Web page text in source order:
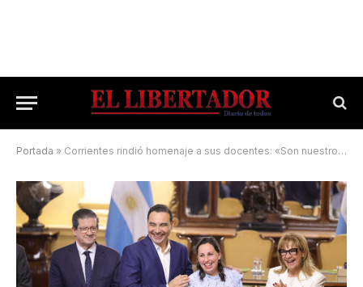
Portada » Corrientes rindió homenaje a sus docentes: «Son nuestro orgullo»